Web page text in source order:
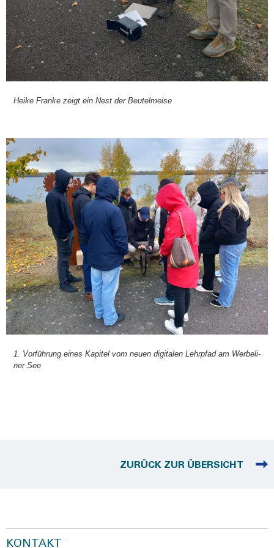
Hei­ke Fran­ke zeigt ein Nest der Beu­tel­mei­se
1. Vor­füh­rung eines Kapi­tel vom neu­en digi­ta­len Lehr­pfad am Wer­be­li­
ner See
ZURÜCK ZUR ÜBERSICHT
KONTAKT